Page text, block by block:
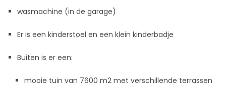
wasmachine (in de garage)
Er is een kinderstoel en een klein kinderbadje
Buiten is er een:
mooie tuin van 7600 m2 met verschillende terrassen